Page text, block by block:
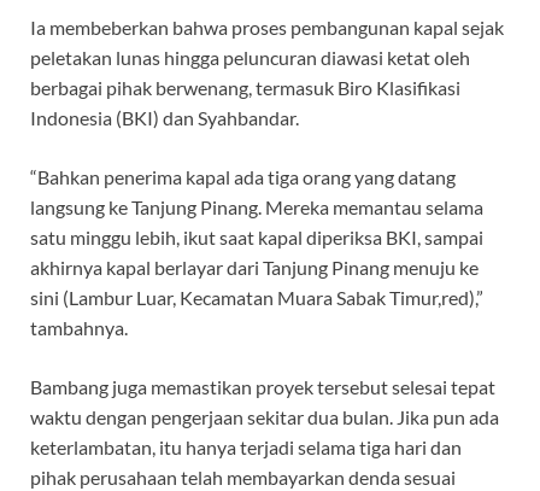
Ia membeberkan bahwa proses pembangunan kapal sejak
peletakan lunas hingga peluncuran diawasi ketat oleh
berbagai pihak berwenang, termasuk Biro Klasifikasi
Indonesia (BKI) dan Syahbandar.
“Bahkan penerima kapal ada tiga orang yang datang
langsung ke Tanjung Pinang. Mereka memantau selama
satu minggu lebih, ikut saat kapal diperiksa BKI, sampai
akhirnya kapal berlayar dari Tanjung Pinang menuju ke
sini (Lambur Luar, Kecamatan Muara Sabak Timur,red),”
tambahnya.
Bambang juga memastikan proyek tersebut selesai tepat
waktu dengan pengerjaan sekitar dua bulan. Jika pun ada
keterlambatan, itu hanya terjadi selama tiga hari dan
pihak perusahaan telah membayarkan denda sesuai